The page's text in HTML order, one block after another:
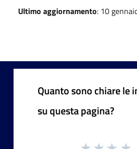
Ultimo aggiornamento: 10
Quanto sono chiare le
su questa pagina?